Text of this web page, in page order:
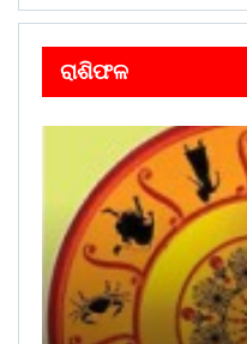
ରାଶିଫଳ